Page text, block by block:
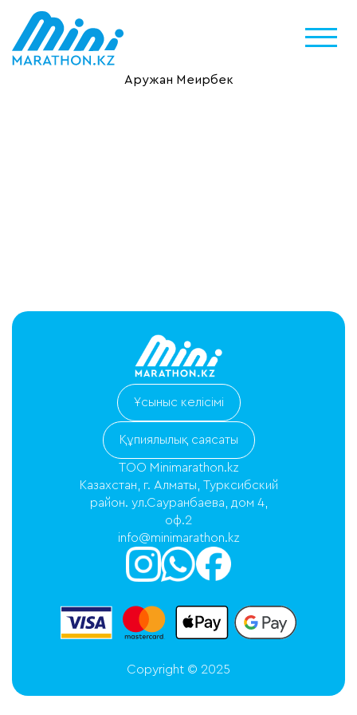
Аружан Меирбек
Ұсыныс келісімі
Құпиялылық саясаты
ТОО Minimarathon.kz
Казахстан, г. Алматы, Турксибский
район. ул.Сауранбаева, дом 4,
оф.2
info@minimarathon.kz
Copyright © 2025